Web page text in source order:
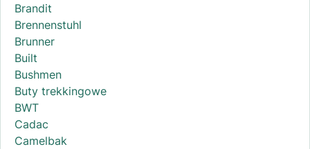
Brandit
Brennenstuhl
Brunner
Built
Bushmen
Buty trekkingowe
BWT
Cadac
Camelbak